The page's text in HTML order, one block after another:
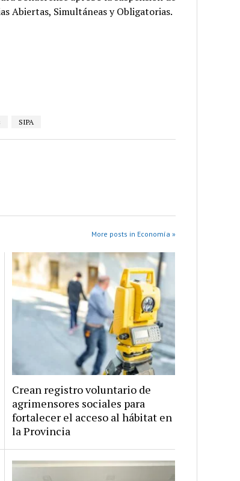
Abiertas, Simultáneas y Obligatorias.
SIPA
More posts in Economía »
Crean registro voluntario de
agrimensores sociales para
fortalecer el acceso al hábitat en
la Provincia